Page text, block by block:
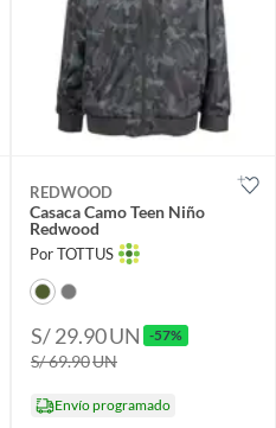
REDWOOD
Casaca Camo Teen Niño
Redwood
Por TOTTUS
S/ 29.90UN -57%
S/ 69.90UN
Envío programado